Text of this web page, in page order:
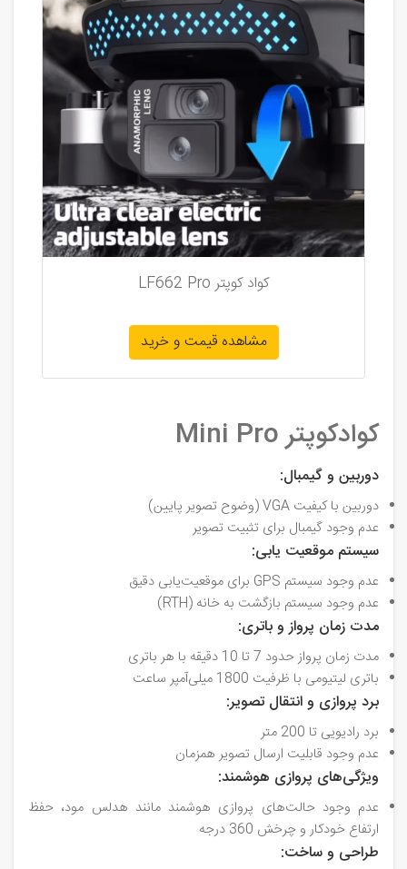
کواد کوپتر LF662 Pro
مشاهده قیمت و خرید
کوادکوپتر Mini Pro
دوربین و گیمبال:
دوربین با کیفیت VGA (وضوح تصویر پایین)
عدم وجود گیمبال برای تثبیت تصویر
سیستم موقعیت‌ یابی:
عدم وجود سیستم GPS برای موقعیت‌یابی دقیق
عدم وجود سیستم بازگشت به خانه (RTH)
مدت زمان پرواز و باتری:
مدت زمان پرواز حدود 7 تا 10 دقیقه با هر باتری
باتری لیتیومی با ظرفیت 1800 میلی‌آمپر ساعت
برد پروازی و انتقال تصویر:
برد رادیویی تا 200 متر
عدم وجود قابلیت ارسال تصویر همزمان
ویژگی‌های پروازی هوشمند:
عدم وجود حالت‌های پروازی هوشمند مانند هدلس مود، حفظ
ارتفاع خودکار و چرخش 360 درجه
طراحی و ساخت: